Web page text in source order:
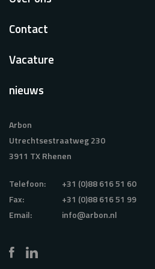
Contact
Vacature
nieuws
Arbon
Utrechtsestraatweg 230
3911 TX Rhenen
Telefoon:
+31 (0)88 616 51 60
Fax:
+31 (0)88 616 51 99
Email:
info@arbon.nl